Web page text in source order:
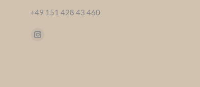
+49 151 428 43 460
Find us on:
Instagram